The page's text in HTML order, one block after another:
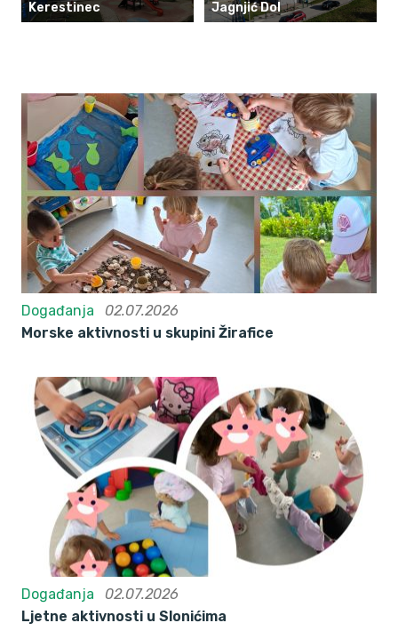
Kerestinec Jagnjić Dol
Događanja
02.07.2026
Morske aktivnosti u skupini Žirafice
Događanja
02.07.2026
Ljetne aktivnosti u Slonićima